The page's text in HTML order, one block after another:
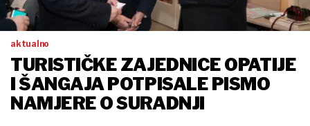
aktualno
TURISTIČKE ZAJEDNICE OPATIJE
I ŠANGAJA POTPISALE PISMO
NAMJERE O SURADNJI